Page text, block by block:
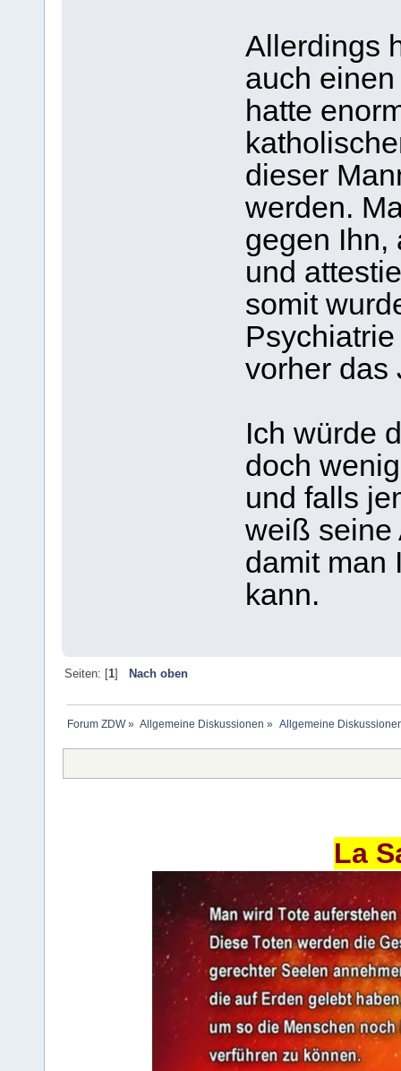
Allerdings
auch
hatte
dieser
werden.
gegen Ihn,
und
somit
vorher das
Ich würde
doch
und falls
weiß seine
damit man
kann.
Seiten: [1] Nach oben
Forum ZDW» Allgemeine Diskussionen » Allgemeine
La